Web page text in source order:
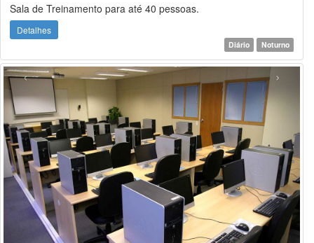
Sala de Treinamento para até 40 pessoas.
Detalhes
Diário Noturno
‹ ›